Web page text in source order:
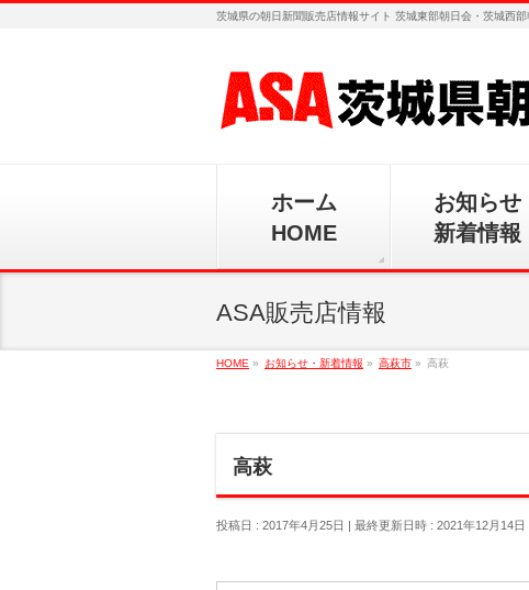
茨城県の朝日新聞販売店情報サイト 茨城東部朝日会・茨城西部
ホーム
HOME
お知らせ
新着情報
ASA販売店情報
HOME » お知らせ・新着情報 » 高萩市 » 高萩
高萩
投稿日 : 2017年4月25日 最終更新日時 : 2021年12月14日